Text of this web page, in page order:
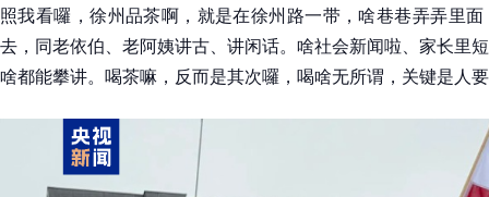
照我看囉，徐州品茶啊，就是在徐州路一带，啥巷巷弄弄里
去，同老依伯、老阿姨讲古、讲闲话。啥社会新闻啦、家长里
啥都能攀讲。喝茶嘛，反而是其次囉，喝啥无所谓，关键是人